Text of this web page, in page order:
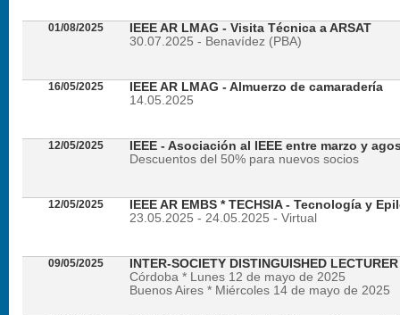
01/08/2025
IEEE AR LMAG - Visita Técnica a ARSAT
30.07.2025 - Benavídez (PBA)
16/05/2025
IEEE AR LMAG - Almuerzo de camaradería
14.05.2025
12/05/2025
IEEE - Asociación al IEEE entre marzo y
Descuentos del 50% para nuevos socios
12/05/2025
IEEE AR EMBS * TECHSIA - Tecnología y
23.05.2025 - 24.05.2025 - Virtual
09/05/2025
INTER-SOCIETY DISTINGUISHED
Córdoba * Lunes 12 de mayo de 2025
Buenos Aires * Miércoles 14 de mayo de 2025